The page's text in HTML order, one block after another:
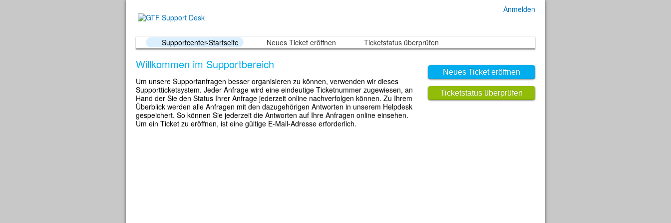
Anmelden
Supportcenter-Startseite Neues Ticket eröffnen Ticketstatus überprüfen
Neues Ticket eröffnen
Ticketstatus überprüfen
Willkommen im Supportbereich
Um unsere Supportanfragen besser organisieren zu können, verwenden wir dieses
Supportticketsystem. Jeder Anfrage wird eine eindeutige Ticketnummer zugewiesen, an
Hand der Sie den Status Ihrer Anfrage jederzeit online nachverfolgen können. Zu Ihrem
Überblick werden alle Anfragen mit den dazugehörigen Antworten in unserem Helpdesk
gespeichert. So können Sie jederzeit die Antworten auf Ihre Anfragen online einsehen.
Um ein Ticket zu eröffnen, ist eine gültige E-Mail-Adresse erforderlich.